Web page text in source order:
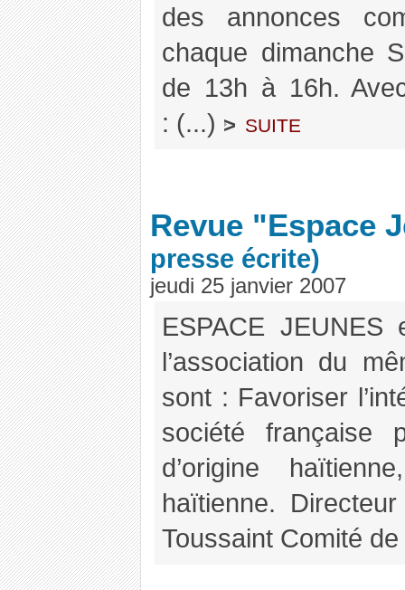
des annonces
chaque dimanche
de 13h à 16h.
: (...) > suite
Revue "Espace
presse écrite)
jeudi 25 janvier 2007
ESPACE
l’association du
sont : Favoriser
société française
d’origine
haïtienne.
Toussaint Comité